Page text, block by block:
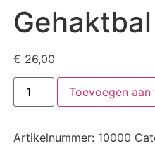
€ 26,00
Toevoegen
Artikelnummer: 10000